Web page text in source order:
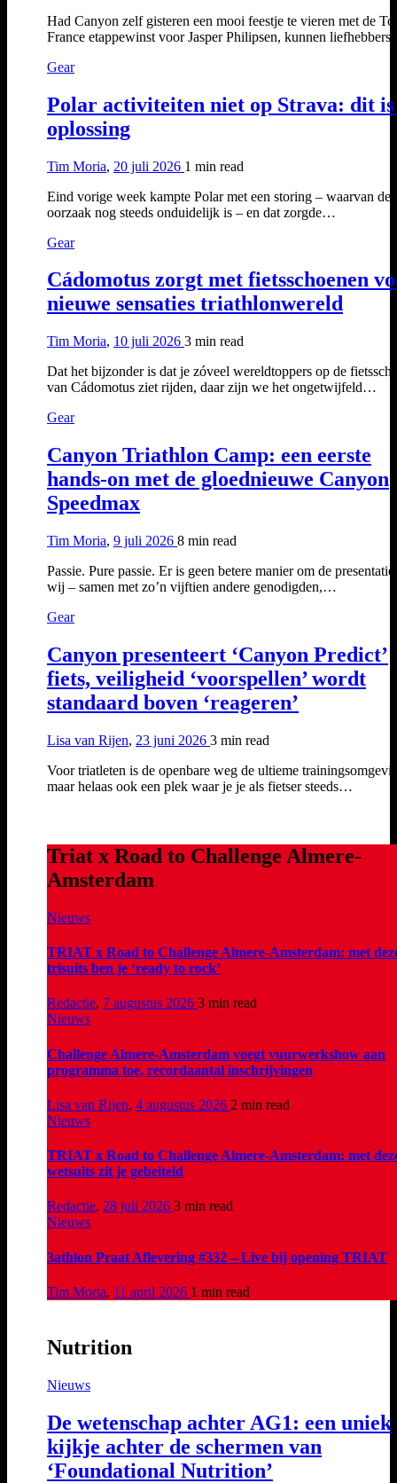
Had Canyon zelf gisteren een mooi feestje te vieren met de
France etappewinst voor Jasper Philipsen, kunnen
Gear
Polar activiteiten niet op Strava: dit is
oplossing
Tim Moria, 20 juli 2026 1 min read
Eind vorige week kampte Polar met een storing – waarvan de
oorzaak nog steeds onduidelijk is – en dat zorgde…
Gear
Cádomotus zorgt met fietsschoenen
nieuwe sensaties triathlonwereld
Tim Moria, 10 juli 2026 3 min read
Dat het bijzonder is dat je zóveel wereldtoppers op de
van Cádomotus ziet rijden, daar zijn we het ongetwijfeld…
Gear
Canyon Triathlon Camp: een eerste
hands-on met de gloednieuwe Canyon
Speedmax
Tim Moria, 9 juli 2026 8 min read
Passie. Pure passie. Er is geen betere manier om de
wij – samen met zo’n vijftien andere genodigden,…
Gear
Canyon presenteert ‘Canyon Predict’
fiets, veiligheid ‘voorspellen’ wordt
standaard boven ‘reageren’
Lisa van Rijen, 23 juni 2026 3 min read
Voor triatleten is de openbare weg de ultieme
maar helaas ook een plek waar je je als fietser steeds…
Triat x Road to Challenge Almere-
Amsterdam
Nieuws
TRIAT x Road to Challenge Almere-Amsterdam: met
trisuits ben je ‘ready to rock’
Redactie, 7 augustus 2026 3 min read
Nieuws
Challenge Almere-Amsterdam voegt vuurwerkshow aan
programma toe, recordaantal inschrijvingen
Lisa van Rijen, 4 augustus 2026 2 min read
Nieuws
TRIAT x Road to Challenge Almere-Amsterdam: met
wetsuits zit je gebeiteld
Redactie, 28 juli 2026 3 min read
Nieuws
3athlon Praat Aflevering #332 – Live bij opening TRIAT
Tim Moria, 11 april 2026 1 min read
Nutrition
Nieuws
De wetenschap achter AG1: een uniek
kijkje achter de schermen van
‘Foundational Nutrition’